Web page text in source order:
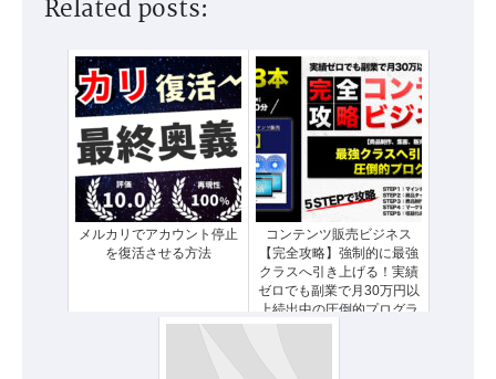
Related posts:
メルカリでアカウント停止
を復活させる方法
コンテンツ販売ビジネス
【完全攻略】強制的に最強
クラスへ引き上げる！実績
ゼロでも副業で月30万円以
上続出中の圧倒的プログラ